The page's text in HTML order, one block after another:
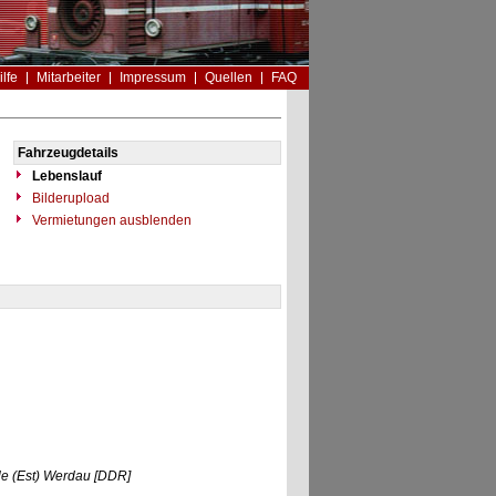
Mitarbeiter Impressum Quellen FAQ
Fahrzeugdetails
Lebenslauf
Bilderupload
Vermietungen ausblenden
(Est) Werdau [DDR]